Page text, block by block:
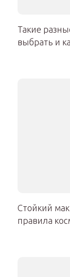
Такие
выбрать и
Стойкий
правила